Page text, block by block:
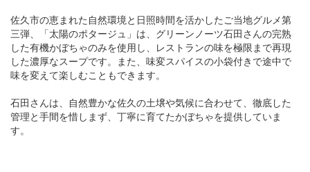
佐久市の恵まれた自然環境と日照時間を活かしたご当地グルメ第
三弾、「太陽のポタージュ」は、グリーンノーツ石田さんの完熟
した有機かぼちゃのみを使用し、レストランの味を極限まで再現
した濃厚なスープです。また、味変スパイスの小袋付きで途中で
味を変えて楽しむこともできます。
石田さんは、自然豊かな佐久の土壌や気候に合わせて、徹底した
管理と手間を惜しまず、丁寧に育てたかぼちゃを提供していま
す。